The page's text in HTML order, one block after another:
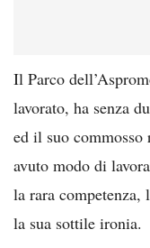
Il Parco
lavorato, ha senza
ed il suo commosso
avuto modo di
la rara
la sua sottile ironia.